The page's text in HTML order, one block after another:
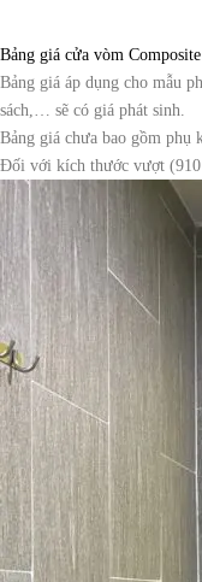
Bảng giá cửa vòm
Bảng giá áp dụng cho mẫu
sách,… sẽ có giá phát sinh.
Bảng giá chưa bao gồm phụ
Đối với kích thước vượt (910